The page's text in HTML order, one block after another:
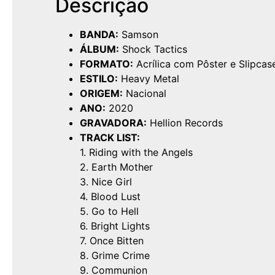
Descrição
BANDA: Samson
ÁLBUM: Shock Tactics
FORMATO: Acrílica com Pôster e
ESTILO: Heavy Metal
ORIGEM: Nacional
ANO: 2020
GRAVADORA: Hellion Records
TRACK LIST:
1. Riding with the Angels
2. Earth Mother
3. Nice Girl
4. Blood Lust
5. Go to Hell
6. Bright Lights
7. Once Bitten
8. Grime Crime
9. Communion